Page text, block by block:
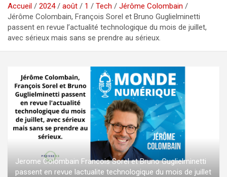
Accueil 2024 août 1 Tech
Jérôme Colombain
Jérôme Colombain, François Sorel et Bruno Guglielminetti
passent en revue l’actualité technologique du mois de juillet,
avec sérieux mais sans se prendre au sérieux.
Jerome Colombain Francois Sorel et Bruno Guglielminetti
passent en revue lactualite technologique du mois de juillet